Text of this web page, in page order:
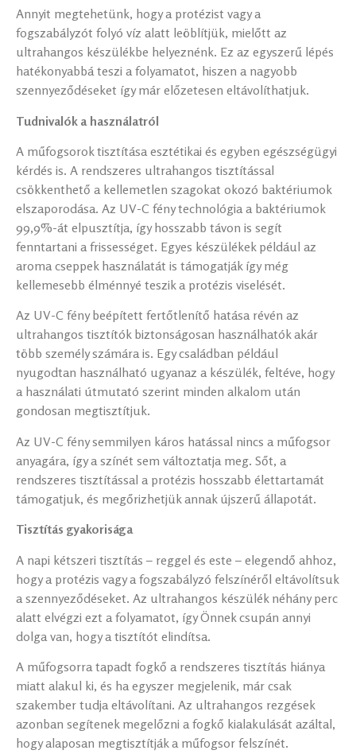
Annyit megtehetünk, hogy a protézist vagy a
fogszabályzót folyó víz alatt leöblítjük, mielőtt az
ultrahangos készülékbe helyeznénk. Ez az egyszerű lépés
hatékonyabbá teszi a folyamatot, hiszen a nagyobb
szennyeződéseket így már előzetesen eltávolíthatjuk.
Tudnivalók a használatról
A műfogsorok tisztítása esztétikai és egyben egészségügyi
kérdés is. A rendszeres ultrahangos tisztítással
csökkenthető a kellemetlen szagokat okozó baktériumok
elszaporodása. Az UV-C fény technológia a baktériumok
99,9%-át elpusztítja, így hosszabb távon is segít
fenntartani a frissességet. Egyes készülékek például az
aroma cseppek használatát is támogatják így még
kellemesebb élménnyé teszik a protézis viselését.
Az UV-C fény beépített fertőtlenítő hatása révén az
ultrahangos tisztítók biztonságosan használhatók akár
több személy számára is. Egy családban például
nyugodtan használható ugyanaz a készülék, feltéve, hogy
a használati útmutató szerint minden alkalom után
gondosan megtisztítjuk.
Az UV-C fény semmilyen káros hatással nincs a műfogsor
anyagára, így a színét sem változtatja meg. Sőt, a
rendszeres tisztítással a protézis hosszabb élettartamát
támogatjuk, és megőrizhetjük annak újszerű állapotát.
Tisztítás gyakorisága
A napi kétszeri tisztítás – reggel és este – elegendő ahhoz,
hogy a protézis vagy a fogszabályzó felszínéről eltávolítsuk
a szennyeződéseket. Az ultrahangos készülék néhány perc
alatt elvégzi ezt a folyamatot, így Önnek csupán annyi
dolga van, hogy a tisztítót elindítsa.
A műfogsorra tapadt fogkő a rendszeres tisztítás hiánya
miatt alakul ki, és ha egyszer megjelenik, már csak
szakember tudja eltávolítani. Az ultrahangos rezgések
azonban segítenek megelőzni a fogkő kialakulását azáltal,
hogy alaposan megtisztítják a műfogsor felszínét.